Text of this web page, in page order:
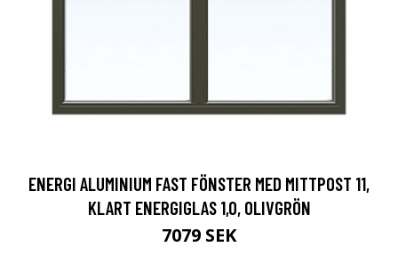
ENERGI ALUMINIUM FAST FÖNSTER MED MITTPOST 11,
KLART ENERGIGLAS 1,0, OLIVGRÖN
7079 SEK